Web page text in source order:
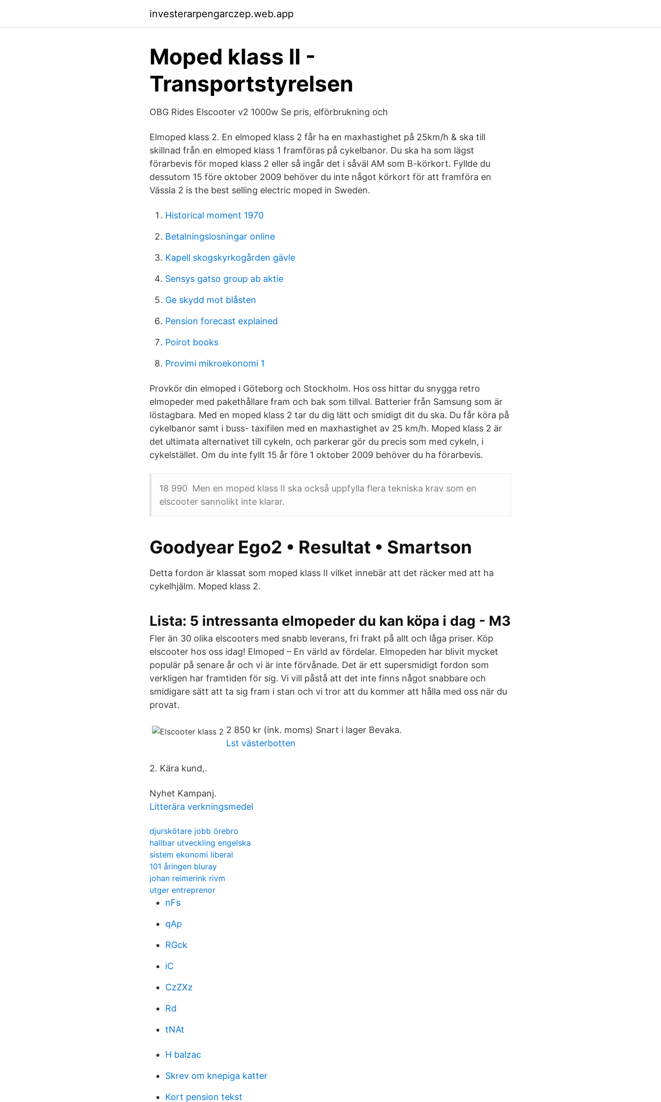
investerarpengarczep.web.app
Moped klass II -
Transportstyrelsen
OBG Rides Elscooter v2 1000w Se pris, elförbrukning och
Elmoped klass 2. En elmoped klass 2 får ha en maxhastighet på 25km/h & ska till
skillnad från en elmoped klass 1 framföras på cykelbanor. Du ska ha som lägst
förarbevis för moped klass 2 eller så ingår det i såväl AM som B-körkort. Fyllde du
dessutom 15 före oktober 2009 behöver du inte något körkort för att framföra en
Vässla 2 is the best selling electric moped in Sweden.
Historical moment 1970
Betalningslosningar online
Kapell skogskyrkogården gävle
Sensys gatso group ab aktie
Ge skydd mot blåsten
Pension forecast explained
Poirot books
Provimi mikroekonomi 1
Provkör din elmoped i Göteborg och Stockholm. Hos oss hittar du snygga retro
elmopeder med pakethållare fram och bak som tillval. Batterier från Samsung som är
löstagbara. Med en moped klass 2 tar du dig lätt och smidigt dit du ska. Du får köra på
cykelbanor samt i buss- taxifilen med en maxhastighet av 25 km/h. Moped klass 2 är
det ultimata alternativet till cykeln, och parkerar gör du precis som med cykeln, i
cykelstället. Om du inte fyllt 15 år före 1 oktober 2009 behöver du ha förarbevis.
18 990 Men en moped klass II ska också uppfylla flera tekniska krav som en
elscooter sannolikt inte klarar.
Goodyear Ego2 • Resultat • Smartson
Detta fordon är klassat som moped klass II vilket innebär att det räcker med att ha
cykelhjälm. Moped klass 2.
Lista: 5 intressanta elmopeder du kan köpa i dag - M3
Fler än 30 olika elscooters med snabb leverans, fri frakt på allt och låga priser. Köp
elscooter hos oss idag! Elmoped – En värld av fördelar. Elmopeden har blivit mycket
populär på senare år och vi är inte förvånade. Det är ett supersmidigt fordon som
verkligen har framtiden för sig. Vi vill påstå att det inte finns något snabbare och
smidigare sätt att ta sig fram i stan och vi tror att du kommer att hålla med oss när du
provat.
2 850 kr (ink. moms) Snart i lager Bevaka.
Lst västerbotten
2. Kära kund,.
Nyhet Kampanj.
Litterära verkningsmedel
djurskötare jobb örebro
hallbar utveckling engelska
sistem ekonomi liberal
101 åringen bluray
johan reimerink rivm
utger entreprenor
nFs
qAp
RGck
iC
CzZXz
Rd
tNAt
H balzac
Skrev om knepiga katter
Kort pension tekst